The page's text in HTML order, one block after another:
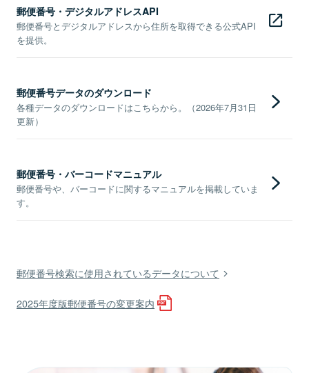
郵便番号・デジタルアドレスAPI
郵便番号とデジタルアドレスから住所を取得できる公式API
を提供。
郵便番号データのダウンロード
各種データのダウンロードはこちらから。（2026年7月31日
更新）
郵便番号・バーコードマニュアル
郵便番号や、バーコードに関するマニュアルを掲載していま
す。
郵便番号検索に使用されているデータについて
2025年度版郵便番号の変更案内